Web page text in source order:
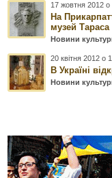
17 жовтня 2012 о
На
музей
Новини
20 квітня 2012 о
В Україні
Новини